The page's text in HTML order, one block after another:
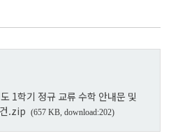
1학기 정규 교류 수학 안내문 및
.zip (657 KB, download:202)